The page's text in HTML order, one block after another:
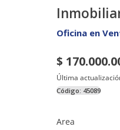
Oficina en
$
Última
Código: 45089
Area